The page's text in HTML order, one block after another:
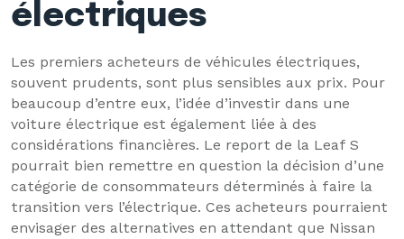
électriques
Les premiers acheteurs de véhicules électriques,
souvent prudents, sont plus sensibles aux prix. Pour
beaucoup d’entre eux, l’idée d’investir dans une
voiture électrique est également liée à des
considérations financières. Le report de la Leaf S
pourrait bien remettre en question la décision d’une
catégorie de consommateurs déterminés à faire la
transition vers l’électrique. Ces acheteurs pourraient
envisager des alternatives en attendant que Nissan